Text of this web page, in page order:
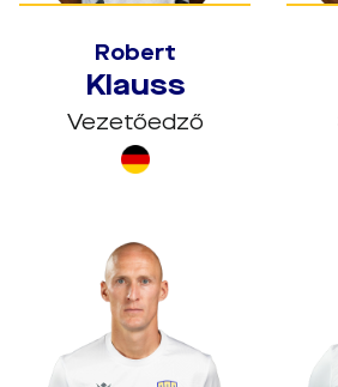
Robert
Klauss
Vezetőedző